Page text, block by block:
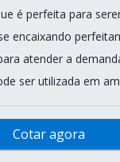
é perfeita para
encaixando
atender a
ser utilizada em
Cotar agora